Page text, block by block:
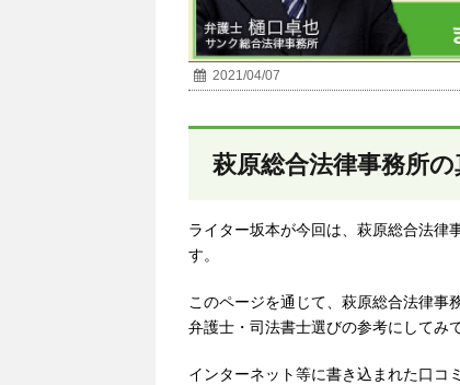
2021/04/07
萩原総合法律事務所
ライター坂本が今回は、萩原総合法律
す。
このページを通じて、萩原総合法律事
弁護士・司法書士選びの参考にしてみ
インターネット等に書き込まれた口コ